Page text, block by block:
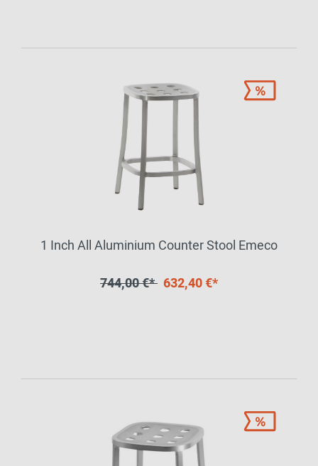
1 Inch All Aluminium Counter Stool Emeco
744,00 €* 632,40 €*